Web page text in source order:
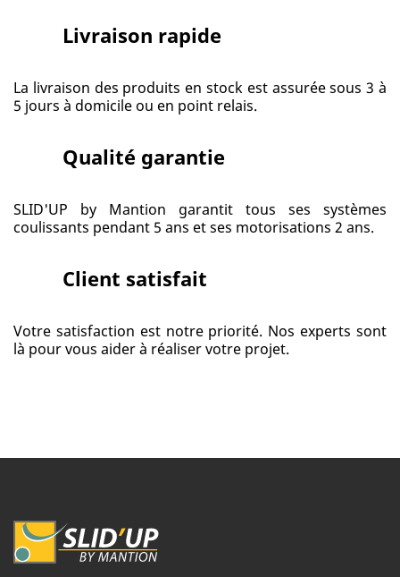
Livraison rapide
La livraison des produits en stock est assurée sous 3 à
5 jours à domicile ou en point relais.
Qualité garantie
SLID'UP by Mantion garantit tous ses systèmes
coulissants pendant 5 ans et ses motorisations 2 ans.
Client satisfait
Votre satisfaction est notre priorité. Nos experts sont
là pour vous aider à réaliser votre projet.